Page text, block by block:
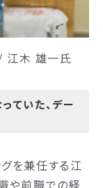
江木 雄一氏
ていた、デー
を兼任する江
や前職での経